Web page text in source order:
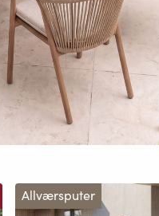
Allværsputer